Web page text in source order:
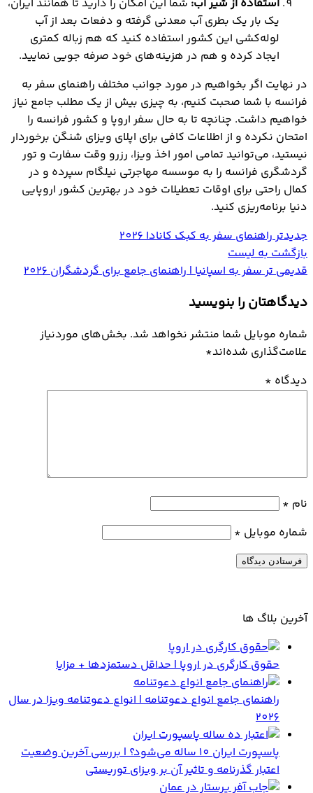
استفاده از شیر آب: شما این امکان را دارید تا همانند ایران،
یک بار یک بطری آب معدنی گرفته و دفعات بعد از آب
لوله‌کشی این کشور استفاده کنید که هم زباله کمتری
ایجاد کرده و هم در هزینه‎‌های خود صرفه جویی نمایید.
در نهایت اگر بخواهیم در مورد جوانب مختلف راهنمای سفر به
فرانسه با شما صحبت کنیم، به چیزی بیش از یک مطلب جامع نیاز
خواهیم داشت. چنانچه تا به حال سفر اروپا و کشور فرانسه را
امتحان نکرده و از اطلاعات کافی برای اپلای ویزای شنگن برخوردار
نیستید، می‌توانید تمامی امور اخذ ویزا، رزرو وقت سفارت و تور
گردشگری فرانسه را به موسسه مهاجرتی نیلگام سپرده و در
کمال راحتی برای اوقات تعطیلات خود در بهترین کشور اروپایی
دنیا برنامه‌ریزی کنید.
جدیدتر راهنمای سفر به کبک کانادا 2026
بازگشت به لیست
قدیمی ترسفر به اسپانیا | راهنمای جامع برای گردشگران 2026
دیدگاهتان را بنویسید
شماره موبایل شما منتشر نخواهد شد. بخش‌های موردنیاز
علامت‌گذاری شده‌اند*
دیدگاه *
نام *
شماره موبایل *
آخرین بلاگ ها
حقوق کارگری در اروپا | حداقل دستمزدها + مزایا
راهنمای جامع انواع دعوتنامه | انواع دعوتنامه ویزا در سال
2026
پاسپورت ایران 10 ساله می‌شود؟ | بررسی آخرین وضعیت
اعتبار گذرنامه و تاثیر آن بر ویزای توریستی